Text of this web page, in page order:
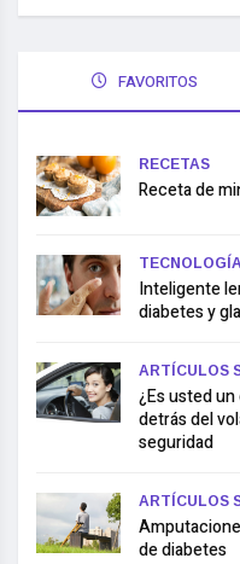
FAVORITOS
RECETAS
Receta de
Inteligente
diabetes y
ARTÍCULOS
¿Es usted
detrás del
seguridad
ARTÍCULOS
de diabetes